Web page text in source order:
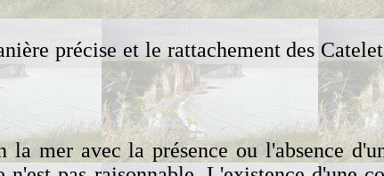
précise et le rattachement des
mer avec la présence ou l'absence